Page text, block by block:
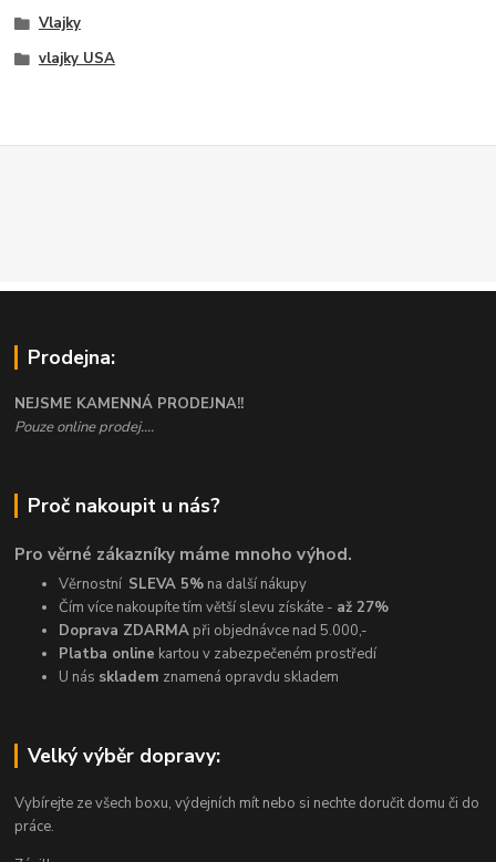
Vlajky
vlajky USA
Prodejna:
NEJSME KAMENNÁ PRODEJNA!!
Pouze online prodej....
Proč nakoupit u nás?
Pro věrné zákazníky máme mnoho výhod.
Věrnostní SLEVA 5% na další nákupy
Čím více nakoupíte tím větší slevu získáte - až 27%
Doprava ZDARMA při objednávce nad 5.000,-
Platba online kartou v zabezpečeném prostředí
U nás skladem znamená opravdu skladem
Velký výběr dopravy:
Vybírejte ze všech boxu, výdejních mít nebo si nechte doručit domu či do
práce.